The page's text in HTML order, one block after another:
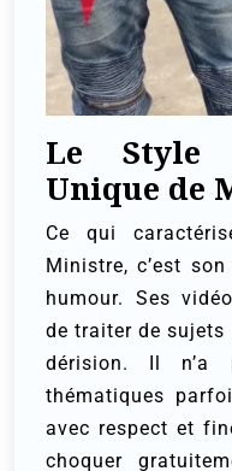
Le Style
Unique de
Ce qui
Ministre, c’est
humour. Ses
de traiter de sujets
dérision. Il n’a
thématiques
avec respect et
choquer